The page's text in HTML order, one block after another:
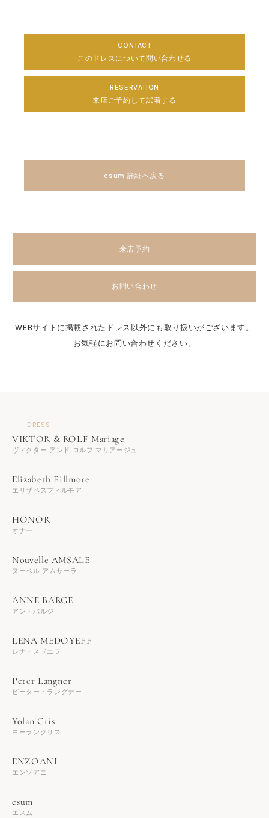
CONTACT
このドレスについて問い合わせる
RESERVATION
来店ご予約して試着する
esum 詳細へ戻る
来店予約
お問い合わせ
WEBサイトに掲載されたドレス以外にも取り扱いがございます。
お気軽にお問い合わせください。
DRESS
ヴィクター アンド ロルフ マリアージュ
エリザベスフィルモア
オナー
ヌーベル アムサーラ
アン・バルジ
レナ・メドエフ
ピーター・ラングナー
ヨーランクリス
エンゾアニ
エスム